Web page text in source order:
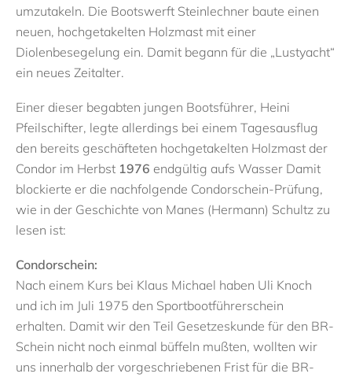
umzutakeln. Die Bootswerft Steinlechner baute einen
neuen, hochgetakelten Holzmast mit einer
Diolenbesegelung ein. Damit begann für die „Lustyacht“
ein neues Zeitalter.
Einer dieser begabten jungen Bootsführer, Heini
Pfeilschifter, legte allerdings bei einem Tagesausflug
den bereits geschäfteten hochgetakelten Holzmast der
Condor im Herbst 1976 endgültig aufs Wasser Damit
blockierte er die nachfolgende Condorschein-Prüfung,
wie in der Geschichte von Manes (Hermann) Schultz zu
lesen ist:
Condorschein:
Nach einem Kurs bei Klaus Michael haben Uli Knoch
und ich im Juli 1975 den Sportbootführerschein
erhalten. Damit wir den Teil Gesetzeskunde für den BR-
Schein nicht noch einmal büffeln mußten, wollten wir
uns innerhalb der vorgeschriebenen Frist für die BR-